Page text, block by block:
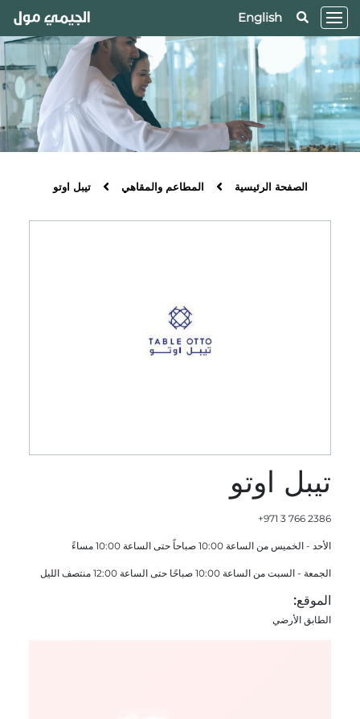
English
الصفحة الرئيسية المطاعم والمقاهي تيبل اوتو
تيبل اوتو
+971 3 766 2386
الأحد - الخميس من الساعة 10:00 صباحاً حتى الساعة 10:00 مساءً
الجمعة - السبت من الساعة 10:00 صباحًا حتى الساعة 12:00 منتصف الليل
الموقع:
الطابق الأرضي